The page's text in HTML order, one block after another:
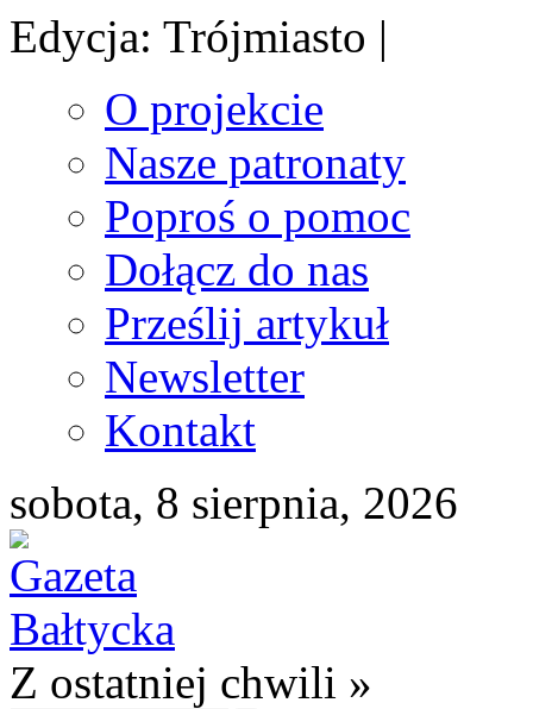
Edycja: Trójmiasto |
O projekcie
Nasze patronaty
Poproś o pomoc
Dołącz do nas
Prześlij artykuł
Newsletter
Kontakt
sobota, 8 sierpnia, 2026
Z ostatniej chwili »